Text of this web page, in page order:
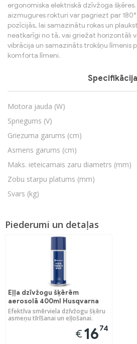
ergonomiska elektriskā dzīvžoga
aizmugures rokturi var pagriezt par
pozīcijās, lai samazinātu rokas un
neatkarīgi no tā, vai griežat horizontāli
vibrācija un samazināts trokšņu līmenis
komforta līmeni.
Specifikācija
Motora jauda (W)
Spriegums (V)
Griezuma garums (cm)
Asmens garums (cm)
Maks. ieteicamais zaru diametrs (mm)
Zobu starpu platums (mm)
Svars (kg)
Piederumi un detaļas
Eļļa dzīvžogu šķērēm
aerosolā 400ml Husqvarna
Efektīva smērviela dzīvžogu šķēru
asmeņu tīrīšanai un eļļošanai.
€1674